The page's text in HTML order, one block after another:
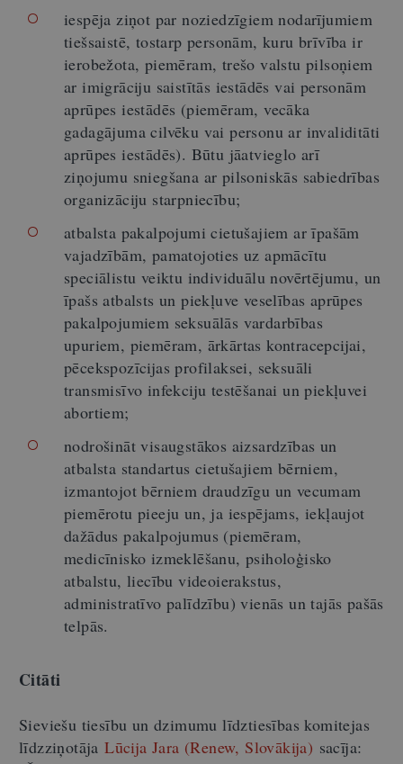
iespēja ziņot par noziedzīgiem nodarījumiem
tiešsaistē, tostarp personām, kuru brīvība ir
ierobežota, piemēram, trešo valstu pilsoņiem
ar imigrāciju saistītās iestādēs vai personām
aprūpes iestādēs (piemēram, vecāka
gadagājuma cilvēku vai personu ar invaliditāti
aprūpes iestādēs). Būtu jāatvieglo arī
ziņojumu sniegšana ar pilsoniskās sabiedrības
organizāciju starpniecību;
atbalsta pakalpojumi cietušajiem ar īpašām
vajadzībām, pamatojoties uz apmācītu
speciālistu veiktu individuālu novērtējumu, un
īpašs atbalsts un piekļuve veselības aprūpes
pakalpojumiem seksuālās vardarbības
upuriem, piemēram, ārkārtas kontracepcijai,
pēcekspozīcijas profilaksei, seksuāli
transmisīvo infekciju testēšanai un piekļuvei
abortiem;
nodrošināt visaugstākos aizsardzības un
atbalsta standartus cietušajiem bērniem,
izmantojot bērniem draudzīgu un vecumam
piemērotu pieeju un, ja iespējams, iekļaujot
dažādus pakalpojumus (piemēram,
medicīnisko izmeklēšanu, psiholoģisko
atbalstu, liecību videoierakstus,
administratīvo palīdzību) vienās un tajās pašās
telpās.
Citāti
Sieviešu tiesību un dzimumu līdztiesības komitejas
līdzziņotāja Lūcija Jara (Renew, Slovākija) sacīja: